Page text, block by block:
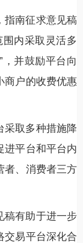
指南征求意见稿
内采取灵活多
并鼓励平台向
商户的收费优惠
采取多种措施降
进平台和平台内
者、消费者三方
稿有助于进一步
交易平台深化合